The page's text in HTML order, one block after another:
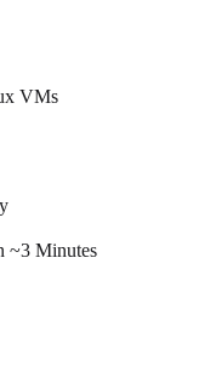
VMs
~3 Minutes